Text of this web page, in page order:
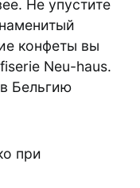
Не упустите
конфеты вы
Neu-haus.
Бельгию
при